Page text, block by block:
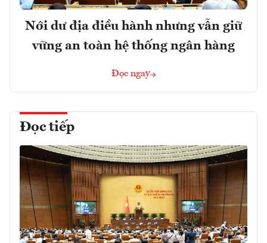
Nới dư địa điều hành nhưng vẫn giữ
vững an toàn hệ thống ngân hàng
Đọc ngay
Đọc tiếp